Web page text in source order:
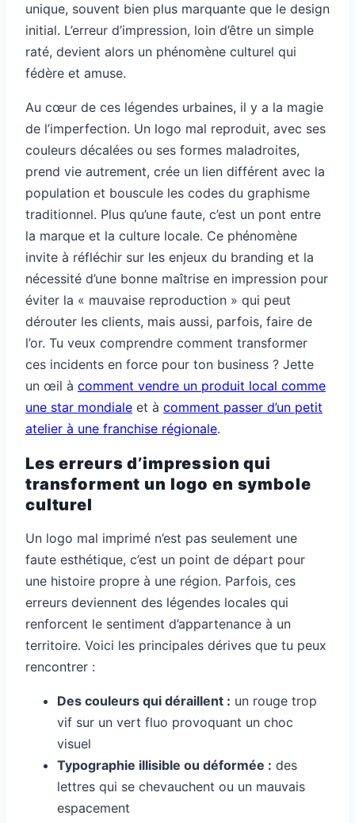
unique, souvent bien plus marquante que le design
initial. L’erreur d’impression, loin d’être un simple
raté, devient alors un phénomène culturel qui
fédère et amuse.
Au cœur de ces légendes urbaines, il y a la magie
de l’imperfection. Un logo mal reproduit, avec ses
couleurs décalées ou ses formes maladroites,
prend vie autrement, crée un lien différent avec la
population et bouscule les codes du graphisme
traditionnel. Plus qu’une faute, c’est un pont entre
la marque et la culture locale. Ce phénomène
invite à réfléchir sur les enjeux du branding et la
nécessité d’une bonne maîtrise en impression pour
éviter la « mauvaise reproduction » qui peut
dérouter les clients, mais aussi, parfois, faire de
l’or. Tu veux comprendre comment transformer
ces incidents en force pour ton business ? Jette
un œil à comment vendre un produit local comme
une star mondiale et à comment passer d’un petit
atelier à une franchise régionale.
Les erreurs d’impression qui
transforment un logo en symbole
culturel
Un logo mal imprimé n’est pas seulement une
faute esthétique, c’est un point de départ pour
une histoire propre à une région. Parfois, ces
erreurs deviennent des légendes locales qui
renforcent le sentiment d’appartenance à un
territoire. Voici les principales dérives que tu peux
rencontrer :
Des couleurs qui déraillent : un rouge trop
vif sur un vert fluo provoquant un choc
visuel
Typographie illisible ou déformée : des
lettres qui se chevauchent ou un mauvais
espacement